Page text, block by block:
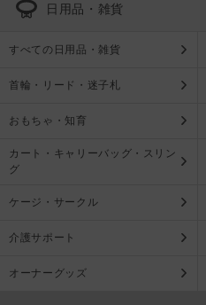
日用品・雑貨
すべての日用品・雑貨
首輪・リード・迷子札
おもちゃ・知育
カート・キャリーバッグ・スリン
グ
ケージ・サークル
介護サポート
オーナーグッズ